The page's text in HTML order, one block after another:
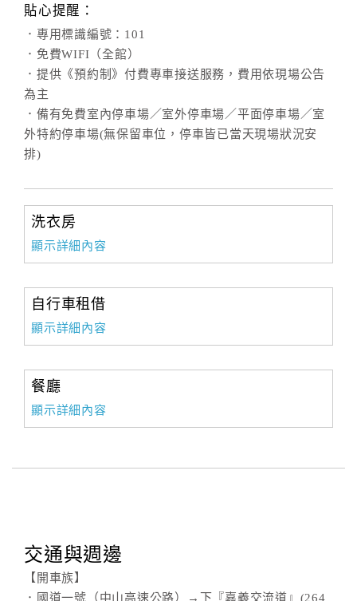
貼心提醒：
．專用標識編號：101
．免費WIFI（全館）
．提供《預約制》付費專車接送服務，費用依現場公告
為主
．備有免費室內停車場／室外停車場／平面停車場／室
外特約停車場(無保留車位，停車皆已當天現場狀況安
排)
洗衣房
顯示詳細內容
自行車租借
顯示詳細內容
餐廳
顯示詳細內容
交通與週邊
【開車族】
．國道一號（中山高速公路）→下『嘉義交流道』(264